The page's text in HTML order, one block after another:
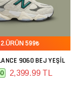
2.ÜRÜN 599₺
9060 BEJ YEŞIL
2,399.99 TL